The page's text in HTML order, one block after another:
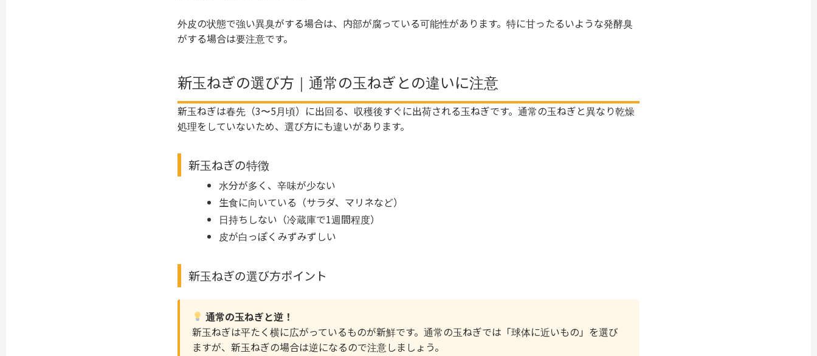
外皮の状態で強い異臭がする場合は、内部が腐っている可能性があります。特に甘ったるいような発酵臭
がする場合は要注意です。
新玉ねぎの選び方｜通常の玉ねぎとの違いに注意
新玉ねぎは春先（3〜5月頃）に出回る、収穫後すぐに出荷される玉ねぎです。通常の玉ねぎと異なり乾燥
処理をしていないため、選び方にも違いがあります。
新玉ねぎの特徴
水分が多く、辛味が少ない
生食に向いている（サラダ、マリネなど）
日持ちしない（冷蔵庫で1週間程度）
皮が白っぽくみずみずしい
新玉ねぎの選び方ポイント
通常の玉ねぎと逆！
新玉ねぎは平たく横に広がっているものが新鮮です。通常の玉ねぎでは「球体に近いもの」を選び
ますが、新玉ねぎの場合は逆になるので注意しましょう。